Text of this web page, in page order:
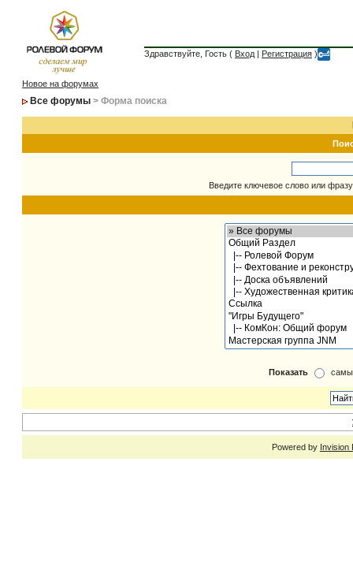
Здравствуйте, Гость ( Вход | Регистрация )
Новое на форумах
Все форумы > Форма поиска
Введите ключевое слово или
Показать
Powered by Invision